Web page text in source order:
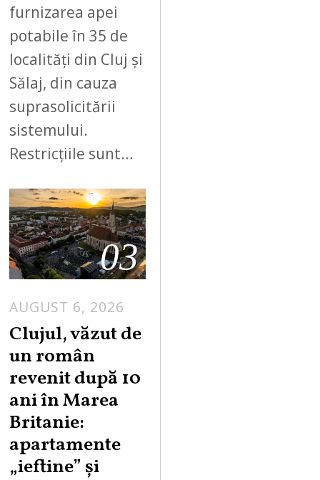
furnizarea apei
potabile în 35 de
localități din Cluj și
Sălaj, din cauza
suprasolicitării
sistemului.
Restricțiile sunt…
03
AUGUST 6, 2026
Clujul, văzut de
un român
revenit după 10
ani în Marea
Britanie:
apartamente
„ieftine” și